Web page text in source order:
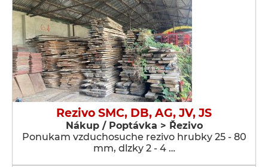
Rezivo SMC, DB, AG, JV, JS
Nákup / Poptávka > Řezivo
Ponukam vzduchosuche rezivo hrubky 25 - 80
mm, dlzky 2 - 4 …